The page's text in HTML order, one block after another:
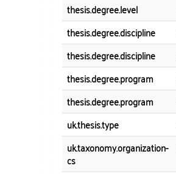
thesis.degree.level
thesis.degree.discipline
thesis.degree.discipline
thesis.degree.program
thesis.degree.program
uk.thesis.type
uk.taxonomy.organization-
cs